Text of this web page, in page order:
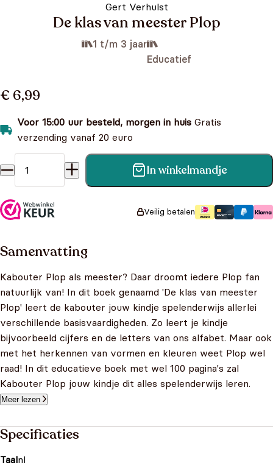
Gert Verhulst
De klas van meester Plop
1 t/m 3 jaar
Educatief
€ 6,99
Voor 15:00 uur besteld, morgen in huis Gratis
verzending vanaf 20 euro
De klas van meester Plop aantalIn winkelmandje
Veilig betalen
Samenvatting
Kabouter Plop als meester? Daar droomt iedere Plop fan
natuurlijk van! In dit boek genaamd 'De klas van meester
Plop' leert de kabouter jouw kindje spelenderwijs allerlei
verschillende basisvaardigheden. Zo leert je kindje
bijvoorbeeld cijfers en de letters van ons alfabet. Maar ook
met het herkennen van vormen en kleuren weet Plop wel
raad! In dit educatieve boek met wel 100 pagina's zal
Kabouter Plop jouw kindje dit alles spelenderwijs leren.
Meer lezen
Specificaties
Taalnl